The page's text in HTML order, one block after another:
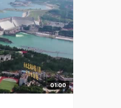
01:00